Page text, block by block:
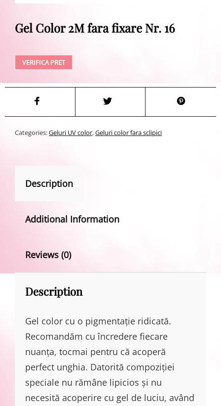
Gel Color 2M fara fixare Nr. 16
VERIFICA PRET
Categories:Geluri UV color,Geluri color fara sclipici
Description
Additional Information
Reviews (0)
Description
Gel color cu o pigmentație ridicată.
Recomandăm cu încredere fiecare
nuanța, tocmai pentru că acoperă
perfect unghia. Datorită compoziției
speciale nu rămâne lipicios și nu
necesită acoperire cu gel de luciu, având